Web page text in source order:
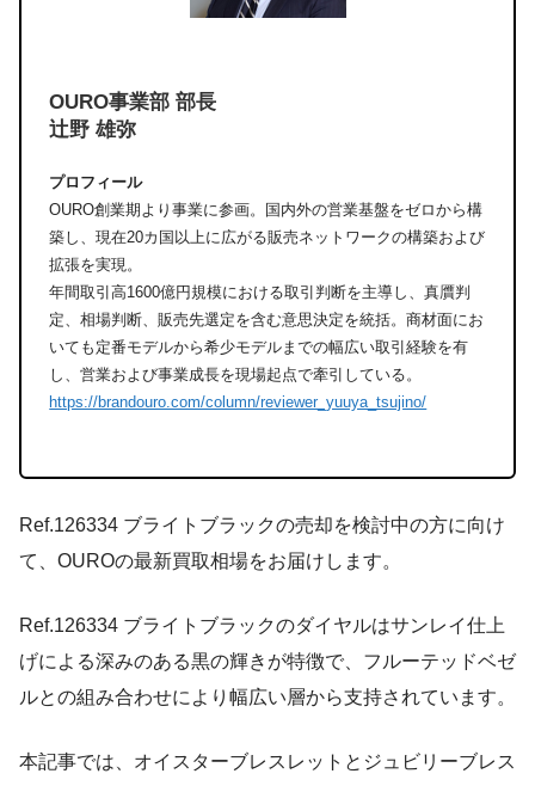
OURO事業部 部長
辻野 雄弥
プロフィール
OURO創業期より事業に参画。国内外の営業基盤をゼロから構
築し、現在20カ国以上に広がる販売ネットワークの構築および
拡張を実現。
年間取引高1600億円規模における取引判断を主導し、真贋判
定、相場判断、販売先選定を含む意思決定を統括。商材面にお
いても定番モデルから希少モデルまでの幅広い取引経験を有
し、営業および事業成長を現場起点で牽引している。
https://brandouro.com/column/reviewer_yuuya_tsujino/
Ref.126334 ブライトブラックの売却を検討中の方に向け
て、OUROの最新買取相場をお届けします。
Ref.126334 ブライトブラックのダイヤルはサンレイ仕上
げによる深みのある黒の輝きが特徴で、フルーテッドベゼ
ルとの組み合わせにより幅広い層から支持されています。
本記事では、オイスターブレスレットとジュビリーブレス